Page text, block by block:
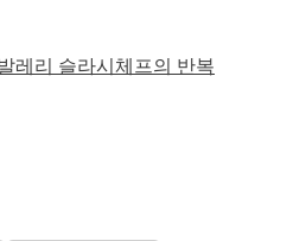
레리 슬라시체프의 반복